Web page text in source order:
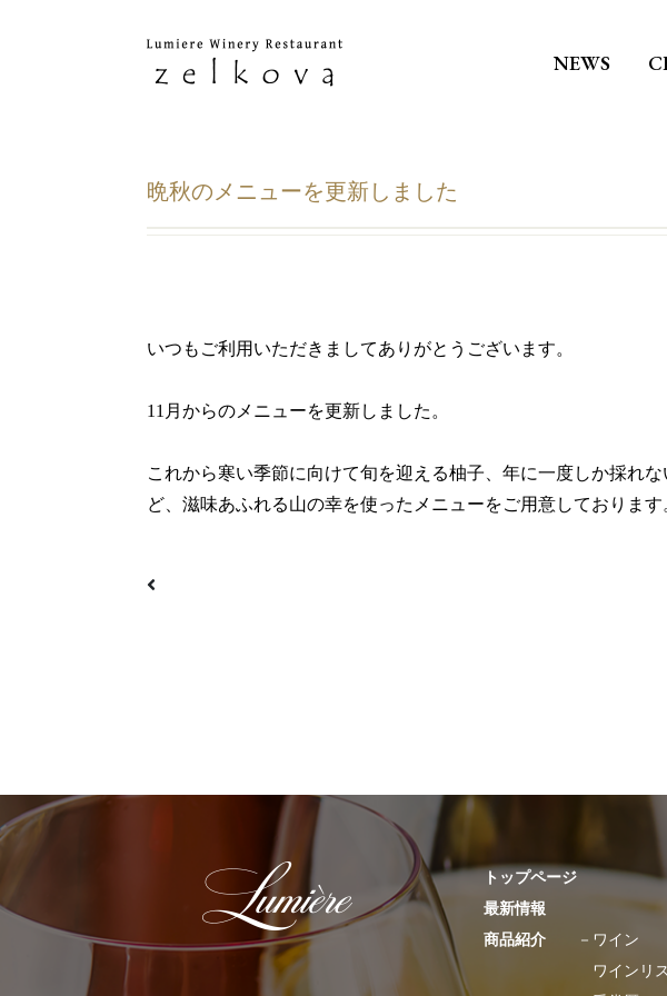
NEWS
晩秋のメニューを更新しました
いつもご利用いただきましてありがとうございます。
11月からのメニューを更新しました。
これから寒い季節に向けて旬を迎える柚子、年に一度しか採れ
ど、滋味あふれる山の幸を使ったメニューをご用意しておりま
トップページ
最新情報
商品紹介
－ ワイン
ワインリ